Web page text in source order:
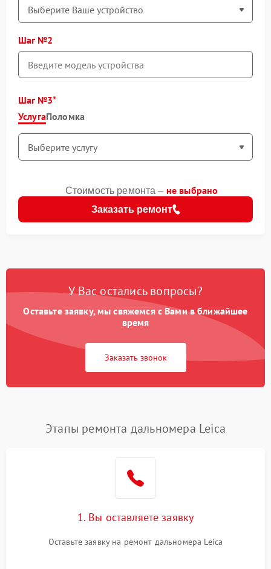
Шаг №2
Шаг №3
УслугаПоломка
Заказать ремонт
Стоимость ремонта – не выбрано
У Вас остались вопросы?
Оставьте заявку, мы свяжемся с Вами в ближайшее
время
Заказать звонок
Этапы ремонта дальномера Leica
1. Вы оставляете заявку
Оставьте заявку на ремонт дальномера Leica